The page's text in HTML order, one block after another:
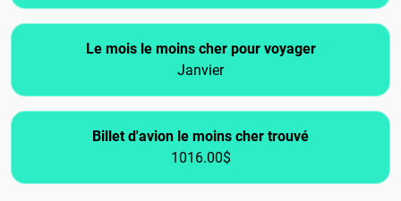
Le mois le moins cher pour voyager
Janvier
Billet d'avion le moins cher trouvé
1016.00$